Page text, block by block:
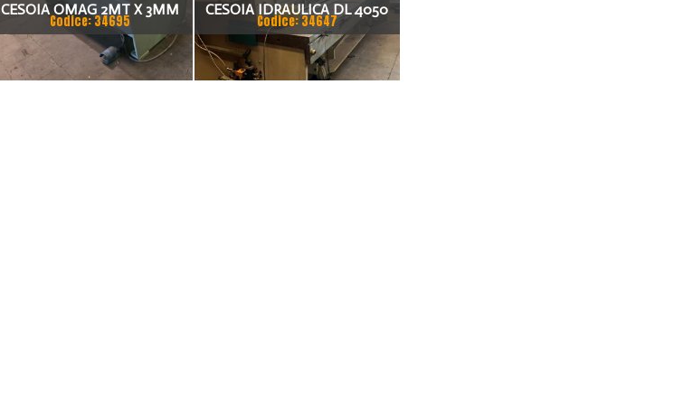
CESOIA OMAG 2MT X 3MM
REVISIONATA
Codice: 34695
CESOIA IDRAULICA DL 4050
X4X200
Codice: 34647